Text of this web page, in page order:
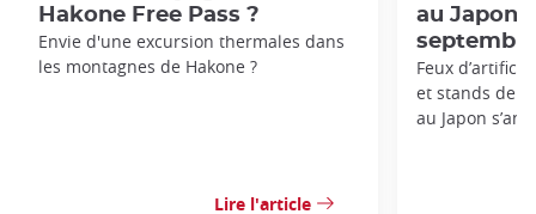
Hakone Free Pass ?
Envie d'une excursion thermales dans
les montagnes de Hakone ?
Lire l'article
au Japon:
Feux
et stands de
au Japon